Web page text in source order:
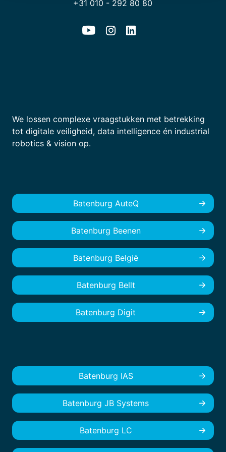
+31 010 - 292 80 80
We lossen complexe vraagstukken met betrekking
tot digitale veiligheid, data intelligence én industrial
robotics & vision op.
Batenburg AuteQ
Batenburg Beenen
Batenburg België
Batenburg Bellt
Batenburg Digit
Batenburg IAS
Batenburg JB Systems
Batenburg LC